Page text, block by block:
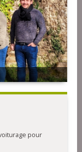
pour